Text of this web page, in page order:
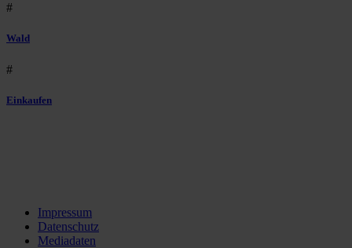
#
Wald
#
Einkaufen
Impressum
Datenschutz
Mediadaten